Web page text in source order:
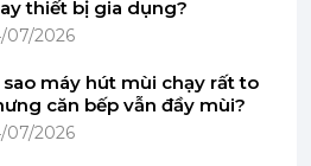
thiết bị gia dụng?
07/2026
sao máy hút mùi chạy rất to
căn bếp vẫn đầy mùi?
07/2026